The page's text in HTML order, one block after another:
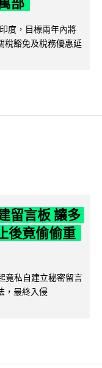
部
度，目標兩年內將
稅豁免及稅務優惠延
留言板 讓多
後竟偷偷重
竟私自建立秘密留言
，最終入侵